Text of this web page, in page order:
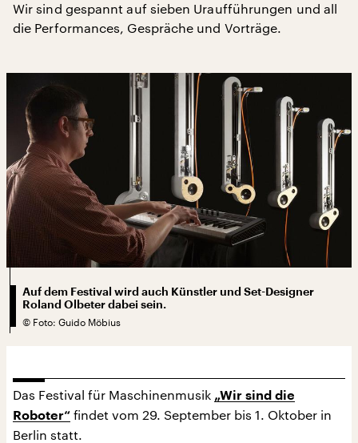
Wir sind gespannt auf sieben Uraufführungen und all
die Performances, Gespräche und Vorträge.
Auf dem Festival wird auch Künstler und Set-Designer
Roland Olbeter dabei sein.
© Foto: Guido Möbius
Das Festival für Maschinenmusik „Wir sind die
Roboter“ findet vom 29. September bis 1. Oktober in
Berlin statt.